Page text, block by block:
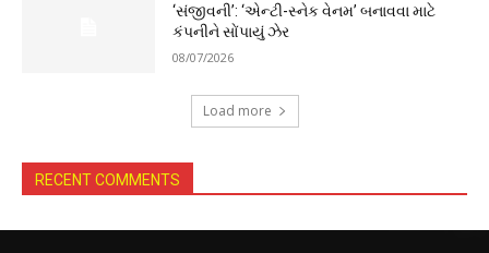
‘સંજીવની’: ‘એન્ટી-સ્નેક વેનમ’ બનાવવા માટે
કંપનીને સોંપાયું ઝેર
08/07/2026
Load more
RECENT COMMENTS